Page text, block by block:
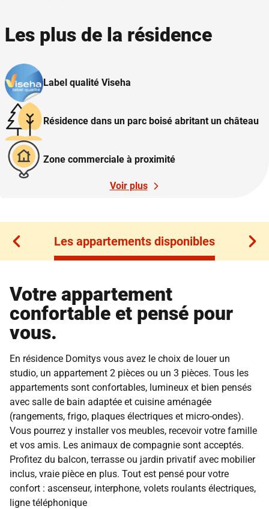
Les plus de la résidence
Label qualité Viseha
Résidence dans un parc boisé abritant un château
Zone commerciale à proximité
Voir plus
Les appartements disponibles
Les appartements disponibles
Votre appartement
confortable et pensé pour
vous.
En résidence Domitys vous avez le choix de louer un
studio, un appartement 2 pièces ou un 3 pièces. Tous les
appartements sont confortables, lumineux et bien pensés
avec salle de bain adaptée et cuisine aménagée
(rangements, frigo, plaques électriques et micro-ondes).
Vous pourrez y installer vos meubles, recevoir votre famille
et vos amis. Les animaux de compagnie sont acceptés.
Profitez du balcon, terrasse ou jardin privatif avec mobilier
inclus, vraie pièce en plus. Tout est pensé pour votre
confort : ascenseur, interphone, volets roulants électriques,
ligne téléphonique